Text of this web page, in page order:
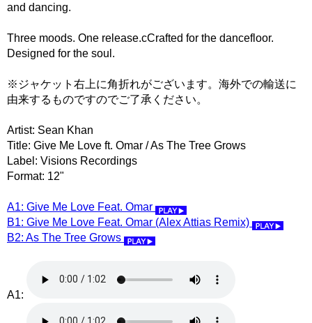
and dancing.
Three moods. One release.cCrafted for the dancefloor.
Designed for the soul.
※ジャケット右上に角折れがございます。海外での輸送に
由来するものですのでご了承ください。
Artist: Sean Khan
Title: Give Me Love ft. Omar / As The Tree Grows
Label: Visions Recordings
Format: 12"
A1: Give Me Love Feat. Omar
B1: Give Me Love Feat. Omar (Alex Attias Remix)
B2: As The Tree Grows
A1: